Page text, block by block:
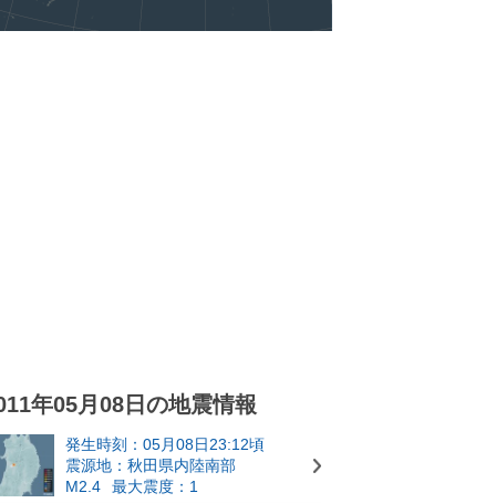
年05月08日の地震情報
発生時刻：05月08日23:12頃
震源地：秋田県内陸南部
M2.4
最大震度：1